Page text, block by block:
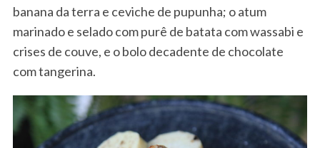
banana da terra e ceviche de pupunha; o atum
marinado e selado com purê de batata com wassabi e
crises de couve, e o bolo decadente de chocolate
com tangerina.